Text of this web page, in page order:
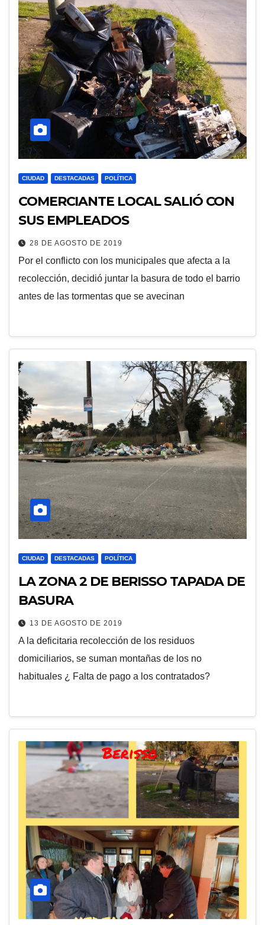
CIUDAD DESTACADAS POLÍTICA
COMERCIANTE LOCAL SALIÓ CON
SUS EMPLEADOS
28 DE AGOSTO DE 2019
Por el conflicto con los municipales que afecta a la
recolección, decidió juntar la basura de todo el barrio
antes de las tormentas que se avecinan
CIUDAD DESTACADAS POLÍTICA
LA ZONA 2 DE BERISSO TAPADA DE
BASURA
13 DE AGOSTO DE 2019
A la deficitaria recolección de los residuos
domiciliarios, se suman montañas de los no
habituales ¿ Falta de pago a los contratados?